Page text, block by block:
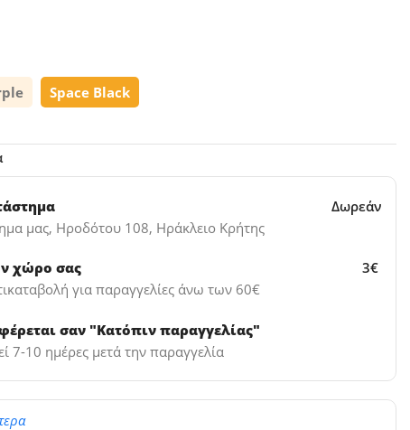
Space Black
μας, Ηροδότου 108, Ηράκλειο Κρήτης
Δωρεάν
χώρο σας
για παραγγελίες άνω των 60€
3€
σαν "Κατόπιν παραγγελίας"
7-10 ημέρες μετά την παραγγελία